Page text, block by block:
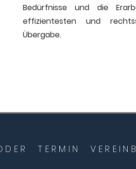
Bedürfnisse und die
effizientesten und
Übergabe.
TERMIN